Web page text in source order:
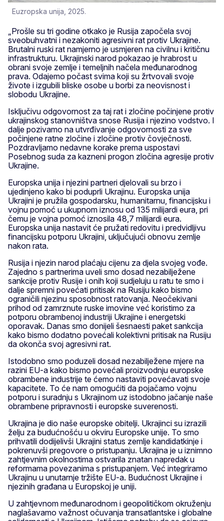
Euzropska unija, 2025.
„Prošle su tri godine otkako je Rusija započela svoj
sveobuhvatni i nezakoniti agresivni rat protiv Ukrajine.
Brutalni ruski rat namjerno je usmjeren na civilnu i kritičnu
infrastrukturu. Ukrajinski narod pokazao je hrabrost u
obrani svoje zemlje i temeljnih načela međunarodnog
prava. Odajemo počast svima koji su žrtvovali svoje
živote i izgubili bliske osobe u borbi za neovisnost i
slobodu Ukrajine.
Isključivu odgovornost za taj rat i zločine počinjene protiv
ukrajinskog stanovništva snose Rusija i njezino vodstvo. I
dalje pozivamo na utvrđivanje odgovornosti za sve
počinjene ratne zločine i zločine protiv čovječnosti.
Pozdravljamo nedavne korake prema uspostavi
Posebnog suda za kazneni progon zločina agresije protiv
Ukrajine.
Europska unija i njezini partneri djelovali su brzo i
ujedinjeno kako bi poduprli Ukrajinu. Europska unija
Ukrajini je pružila gospodarsku, humanitarnu, financijsku i
vojnu pomoć u ukupnom iznosu od 135 milijardi eura, pri
čemu je vojna pomoć iznosila 48,7 milijardi eura.
Europska unija nastavit će pružati redovitu i predvidljivu
financijsku potporu Ukrajini, uključujući obnovu zemlje
nakon rata.
Rusija i njezin narod plaćaju cijenu za djela svojeg vođe.
Zajedno s partnerima uveli smo dosad nezabilježene
sankcije protiv Rusije i onih koji sudjeluju u ratu te smo i
dalje spremni povećati pritisak na Rusiju kako bismo
ograničili njezinu sposobnost ratovanja. Neočekivani
prihod od zamrznute ruske imovine već koristimo za
potporu obrambenoj industriji Ukrajine i energetski
oporavak. Danas smo donijeli šesnaesti paket sankcija
kako bismo dodatno povećali kolektivni pritisak na Rusiju
da okonča svoj agresivni rat.
Istodobno smo poduzeli dosad nezabilježene mjere na
razini EU-a kako bismo povećali proizvodnju europske
obrambene industrije te ćemo nastaviti povećavati svoje
kapacitete. To će nam omogućiti da pojačamo vojnu
potporu i suradnju s Ukrajinom uz istodobno jačanje naše
obrambene pripravnosti i europske suverenosti.
Ukrajina je dio naše europske obitelji. Ukrajinci su izrazili
želju za budućnošću u okviru Europske unije. To smo
prihvatili dodijelivši Ukrajini status zemlje kandidatkinje i
pokrenuvši pregovore o pristupanju. Ukrajina je u iznimno
zahtjevnim okolnostima ostvarila znatan napredak u
reformama povezanima s pristupanjem. Već integriramo
Ukrajinu u unutarnje tržište EU-a. Budućnost Ukrajine i
njezinih građana u Europskoj je uniji.
U zahtjevnom međunarodnom i geopolitičkom okruženju
naglašavamo važnost očuvanja transatlantske i globalne